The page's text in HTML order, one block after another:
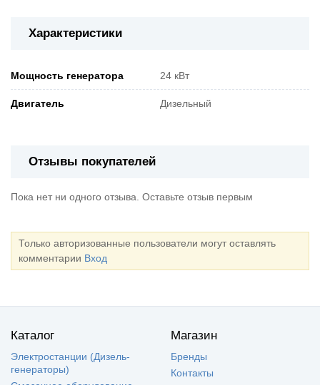
Характеристики
Мощность генератора 24 кВт
Двигатель Дизельный
Отзывы покупателей
Пока нет ни одного отзыва. Оставьте отзыв первым
Только авторизованные пользователи могут оставлять
комментарии Вход
Каталог
Электростанции (Дизель-
генераторы)
Магазин
Бренды
Контакты